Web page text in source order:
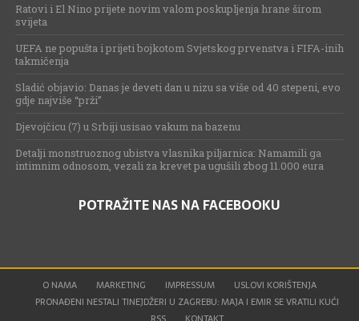
Ratovi i El Nino prijete novim valom poskupljenja hrane širom
svijeta
UEFA ne popušta i prijeti bojkotom Svjetskog prvenstva i FIFA-inih
takmičenja
Sladić objavio: Danas je deveti dan u nizu sa više od 40 stepeni, evo
gdje najviše “prži”
Djevojčicu (7) u Srbiji usisao vakum na bazenu
Detalji monstruoznog ubistva vlasnika piljarnica: Namamili ga
intimnim odnosom, vezali za krevet pa ugušili zbog 11.000 eura
POTRAŽITE NAS NA FACEBOOKU
O NAMA MARKETING IMPRESSUM
USLOVI KORIŠTENJA
PRONAĐENI NESTALI TINEJDŽERI U ZAGREBU: MAJA I EMIR SE VRATILI KUĆI